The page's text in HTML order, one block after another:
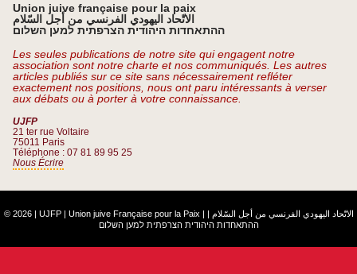
Union juive française pour la paix
الاتّحاد اليهودي الفرنسي من أجل السّلام
ההתאחדות היהודית הצרפתית למען השלום
Les seules publications de notre site qui engagent notre
association sont notre charte et nos communiqués. Les autres
articles publiés sur ce site sans nécessairement refléter
exactement nos positions, nous ont paru intéressants à verser
aux débats ou à porter à votre connaissance.
UJFP
21 ter rue Voltaire
75011 Paris
Téléphone : 07 81 89 95 25
Nous Écrire
© 2026 | UJFP | Union juive Française pour la Paix | الاتّحاد اليهودي الفرنسي من أجل السّلام |
ההתאחדות היהודית הצרפתית למען השלום